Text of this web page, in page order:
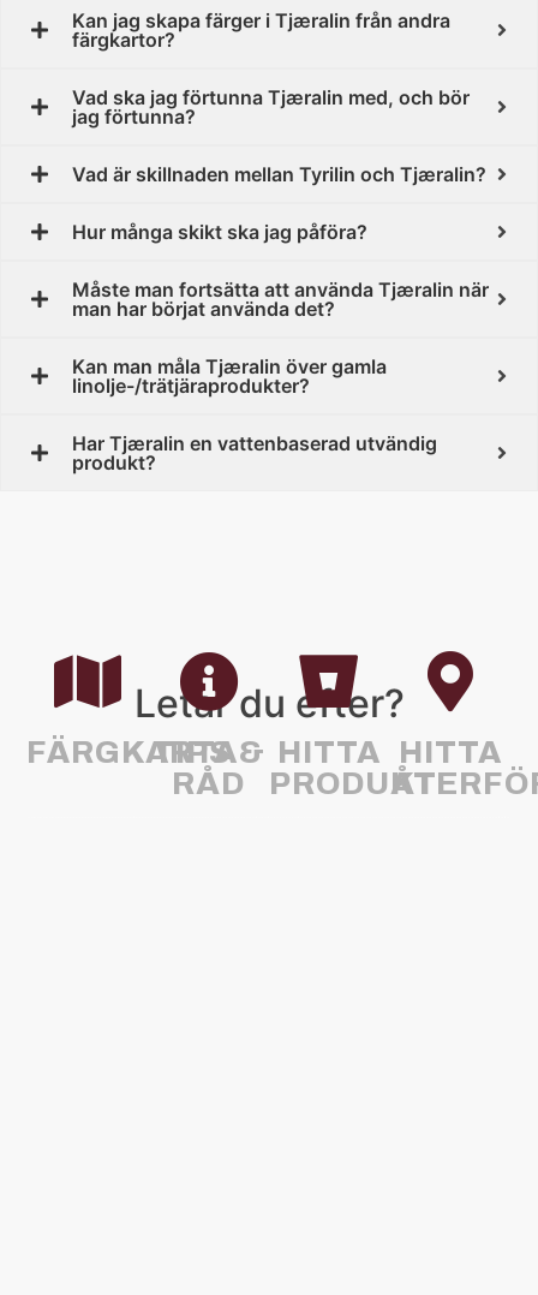
Kan jag skapa färger i Tjæralin från andra
färgkartor?
Vad ska jag förtunna Tjæralin med, och bör
jag förtunna?
Vad är skillnaden mellan Tyrilin och Tjæralin?
Hur många skikt ska jag påföra?
Måste man fortsätta att använda Tjæralin när
man har börjat använda det?
Kan man måla Tjæralin över gamla
linolje-/trätjäraprodukter?
Har Tjæralin en vattenbaserad utvändig
produkt?
Letar du efter?
FÄRGKARTA
TIPS &
RÅD
HITTA
PRODUKT
HITTA